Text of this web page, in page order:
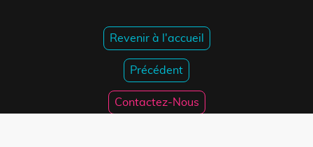
Revenir à l'accueil
Précédent
Contactez-Nous